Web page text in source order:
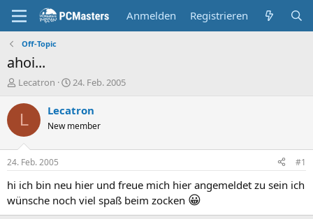
Anmelden Registrieren
Off-Topic
ahoi...
E
s
e
r
Lecatron
E
s
e
t
a
24. Feb. 2005
L Lecatron
New member
24. Feb. 2005 #1
hi ich bin neu hier und freue mich hier angemeldet zu sein ich
wünsche noch viel spaß beim zocken 😀